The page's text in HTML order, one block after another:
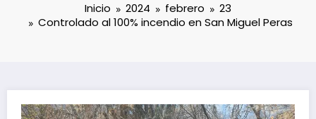
Inicio 2024 febrero
23
Controlado al 100% incendio en San Miguel Peras